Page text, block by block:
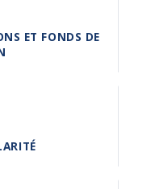
ET FONDS DE